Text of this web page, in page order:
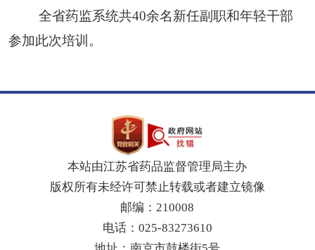
全省药监系统共40余名新任副职和年轻干部
参加此次培训。
本站由江苏省药品监督管理局主办
版权所有未经许可禁止转载或者建立镜像
邮编：210008
电话：025-83273610